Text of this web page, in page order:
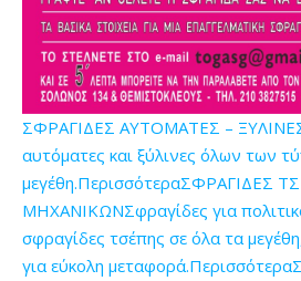
ΣΦΡΑΓΙΔΕΣ ΑΥΤΟΜΑΤΕΣ –
αυτόματες και ξύλινες όλων των
μεγέθη.ΠερισσότεραΣΦΡΑΓΙΔΕΣ
ΜΗΧΑΝΙΚΩΝΣφραγίδες για
σφραγίδες τσέπης σε όλα τα
για εύκολη μεταφορά.Περισσότερα